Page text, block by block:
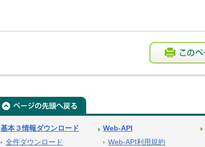
基本３情報ダウンロード
全件ダウンロード
Web-API
Web-API利用規約